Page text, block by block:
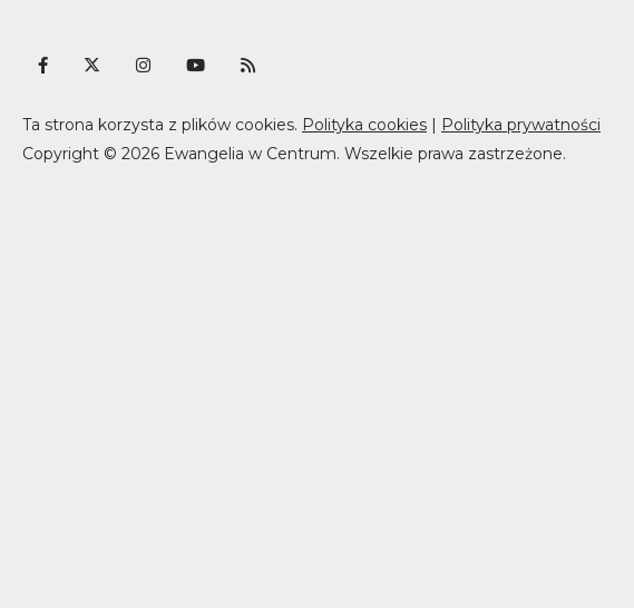
Ta strona korzysta z plików cookies. Polityka cookies | Polityka prywatności
Copyright © 2026 Ewangelia w Centrum. Wszelkie prawa zastrzeżone.